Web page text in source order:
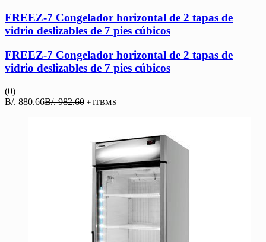
FREEZ-7 Congelador horizontal de 2 tapas de
vidrio deslizables de 7 pies cúbicos
FREEZ-7 Congelador horizontal de 2 tapas de
vidrio deslizables de 7 pies cúbicos
(0)
B/. 880.66El
B/.982.60 El
B/. 982.60.
+ ITBMS